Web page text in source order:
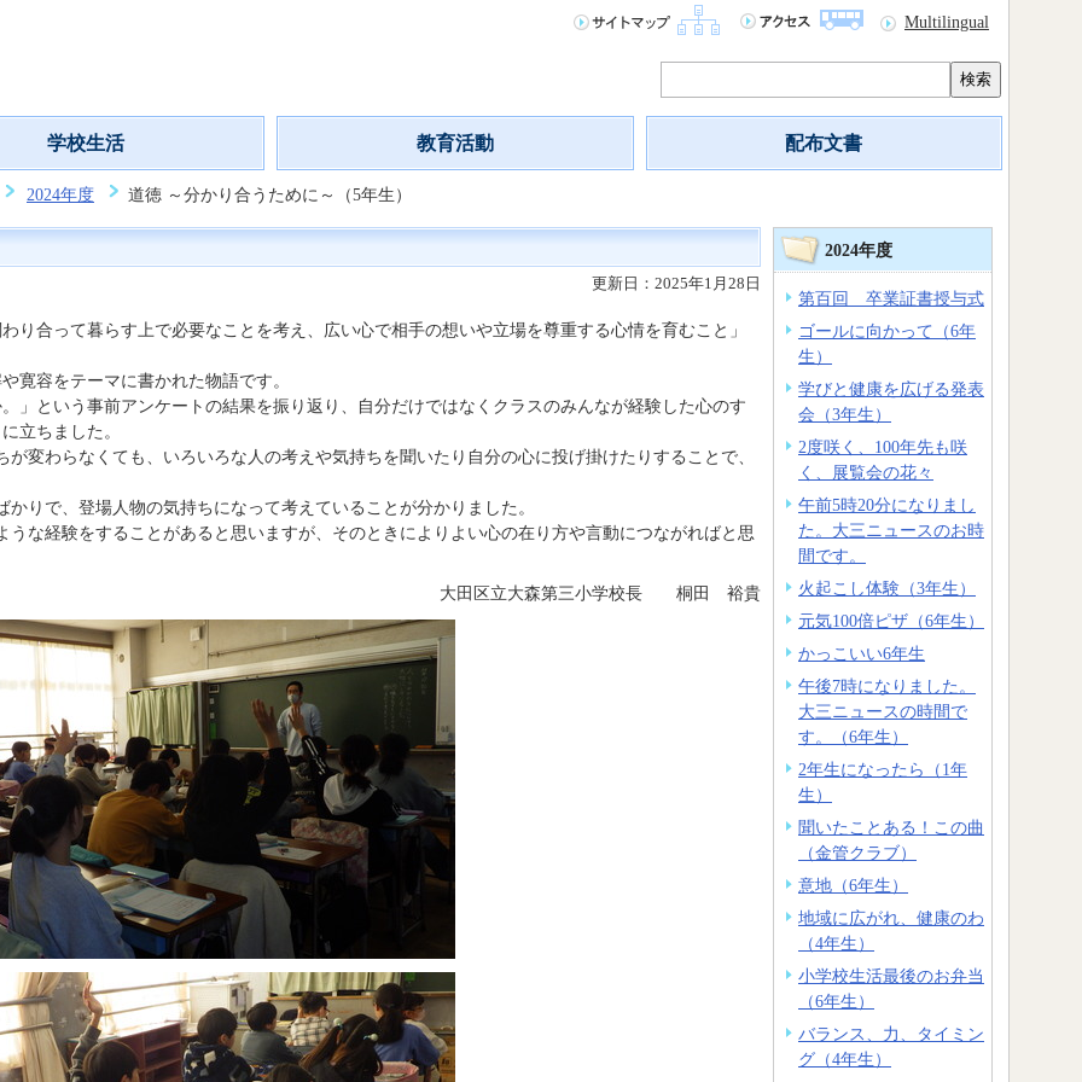
Multilingual
検索
学校生活 教育活動 配布文書
2024年度 道徳 ～分かり合うために～（5年生）
更新日：2025年1月28日
合って暮らす上で必要なことを考え、広い心で相手の想いや立場を尊重する心情を育むこと」
容をテーマに書かれた物語です。
という事前アンケートの結果を振り返り、自分だけではなくクラスのみんなが経験した心のす
立ちました。
変わらなくても、いろいろな人の考えや気持ちを聞いたり自分の心に投げ掛けたりすることで、
りで、登場人物の気持ちになって考えていることが分かりました。
な経験をすることがあると思いますが、そのときによりよい心の在り方や言動につながればと思
大田区立大森第三小学校長 桐田 裕貴
2024年度
第百回 卒業証書授与式
ゴールに向かって（6年
生）
学びと健康を広げる発表
会（3年生）
2度咲く、100年先も咲
く、展覧会の花々
午前5時20分になりまし
た。大三ニュースのお時
間です。
火起こし体験（3年生）
元気100倍ピザ（6年生）
かっこいい6年生
午後7時になりました。
大三ニュースの時間で
す。（6年生）
2年生になったら（1年
生）
聞いたことある！この曲
（金管クラブ）
意地（6年生）
地域に広がれ、健康のわ
（4年生）
小学校生活最後のお弁当
（6年生）
バランス、力、タイミン
グ（4年生）